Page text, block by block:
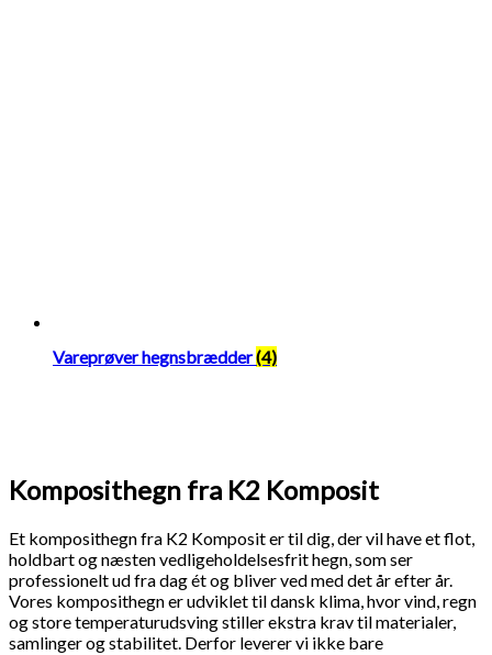
Vareprøver hegnsbrædder(4)
Komposithegn fra K2 Komposit
Et komposithegn fra K2 Komposit er til dig, der vil have et flot,
holdbart og næsten vedligeholdelsesfrit hegn, som ser
professionelt ud fra dag ét og bliver ved med det år efter år.
Vores komposithegn er udviklet til dansk klima, hvor vind, regn
og store temperaturudsving stiller ekstra krav til materialer,
samlinger og stabilitet. Derfor leverer vi ikke bare